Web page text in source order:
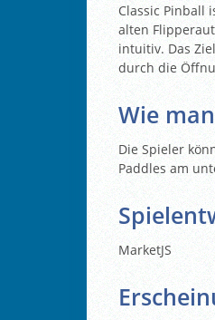
Classic Pinball
alten
intuitiv. Das
durch die
Wie
Die Spieler
Paddles am
MarketJS